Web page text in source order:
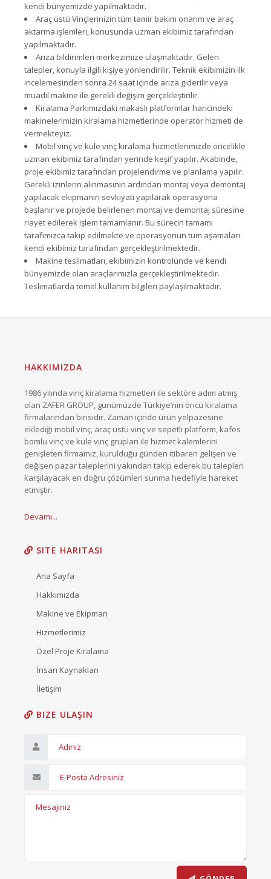
kendi bünyemizde yapılmaktadır.
Araç üstü Vinçlerinizin tüm tamir bakım onarım ve araç
aktarma işlemleri, konusunda uzman ekibimiz tarafından
yapılmaktadır.
Arıza bildirimleri merkezimize ulaşmaktadır. Gelen
talepler, konuyla ilgili kişiye yönlendirilir. Teknik ekibimizin ilk
incelemesinden sonra 24 saat içinde arıza giderilir veya
muadil makine ile gerekli değişim gerçekleştirilir.
Kiralama Parkımızdaki makaslı platformlar haricindeki
makinelerimizin kiralama hizmetlerinde operatör hizmeti de
vermekteyiz.
Mobil vinç ve kule vinç kiralama hizmetlerimizde öncelikle
uzman ekibimiz tarafından yerinde keşif yapılır. Akabinde,
proje ekibimiz tarafından projelendirme ve planlama yapılır.
Gerekli izinlerin alınmasının ardından montaj veya demontaj
yapılacak ekipmanın sevkiyatı yapılarak operasyona
başlanır ve projede belirlenen montaj ve demontaj süresine
riayet edilerek işlem tamamlanır. Bu sürecin tamamı
tarafımızca takip edilmekte ve operasyonun tüm aşamaları
kendi ekibimiz tarafından gerçekleştirilmektedir.
Makine teslimatları, ekibimizin kontrolünde ve kendi
bünyemizde olan araçlarımızla gerçekleştirilmektedir.
Teslimatlarda temel kullanım bilgileri paylaşılmaktadır.
HAKKIMIZDA
1986 yılında vinç kiralama hizmetleri ile sektöre adım atmış
olan ZAFER GROUP, günümüzde Türkiye’nin öncü kiralama
firmalarından birisidir. Zaman içinde ürün yelpazesine
eklediği mobil vinç, araç üstü vinç ve sepetli platform, kafes
bomlu vinç ve kule vinç grupları ile hizmet kalemlerini
genişleten firmamız, kurulduğu günden itibaren gelişen ve
değişen pazar taleplerini yakından takip ederek bu talepleri
karşılayacak en doğru çözümleri sunma hedefiyle hareket
etmiştir.
Devamı...
SITE HARITASI
Ana Sayfa
Hakkımızda
Makine ve Ekipman
Hizmetlerimiz
Özel Proje Kiralama
İnsan Kaynakları
İletişim
BIZE ULAŞIN